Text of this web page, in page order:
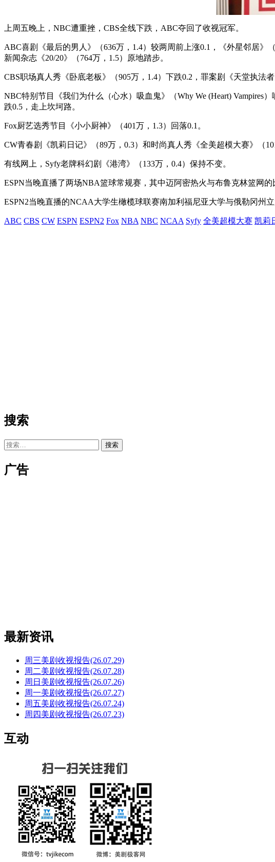
上周五晚上，NBC遭重挫，CBS全线下跌，ABC夺回了收视冠军。
ABC喜剧《最后的男人》（636万，1.4）较两周前上涨0.1，《外星邻居
新闻杂志《20/20》（764万，1.5）原地踏步。
CBS职场真人秀《卧底老板》（905万，1.4）下跌0.2，罪案剧《天堂执法
NBC特别节目《我们为什么（心水）吸血鬼》（Why We (Heart) Vampires
跌0.5，走上坎坷路。
Fox厨艺选秀节目《小小厨神》（401万，1.3）回落0.1。
CW青春剧《凯莉日记》（89万，0.3）和时尚真人秀《全美超模大赛》（
有线网上，Syfy老牌科幻剧《港湾》（133万，0.4）保持不变。
ESPN当晚直播了两场NBA篮球常规赛，其中迈阿密热火与布鲁克林篮网
ESPN2当晚直播的NCAA大学生橄榄球联赛南加利福尼亚大学与俄勒冈州
ABC CBS CW ESPN ESPN2 Fox NBA NBC NCAA Syfy 全美超模大赛 凯莉
搜索
搜
广告
最新资讯
周三美剧收视报告(26.07.29)
周二美剧收视报告(26.07.28)
周日美剧收视报告(26.07.26)
周一美剧收视报告(26.07.27)
周五美剧收视报告(26.07.24)
周四美剧收视报告(26.07.23)
互动